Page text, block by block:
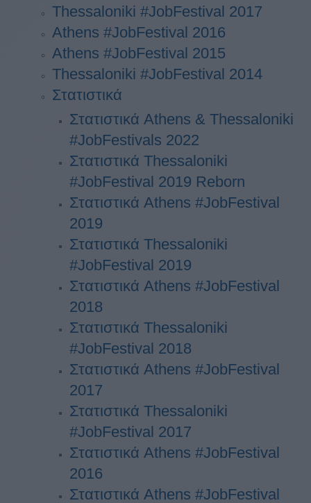
Τhessaloniki #JobFestival 2017
Athens #JobFestival 2016
Athens #JobFestival 2015
Thessaloniki #JobFestival 2014
Στατιστικά
Στατιστικά Athens & Thessaloniki
#JobFestivals 2022
Στατιστικά Thessaloniki
#JobFestival 2019 Reborn
Στατιστικά Athens #JobFestival
2019
Στατιστικά Thessaloniki
#JobFestival 2019
Στατιστικά Athens #JobFestival
2018
Στατιστικά Thessaloniki
#JobFestival 2018
Στατιστικά Athens #JobFestival
2017
Στατιστικά Thessaloniki
#JobFestival 2017
Στατιστικά Athens #JobFestival
2016
Στατιστικά Athens #JobFestival